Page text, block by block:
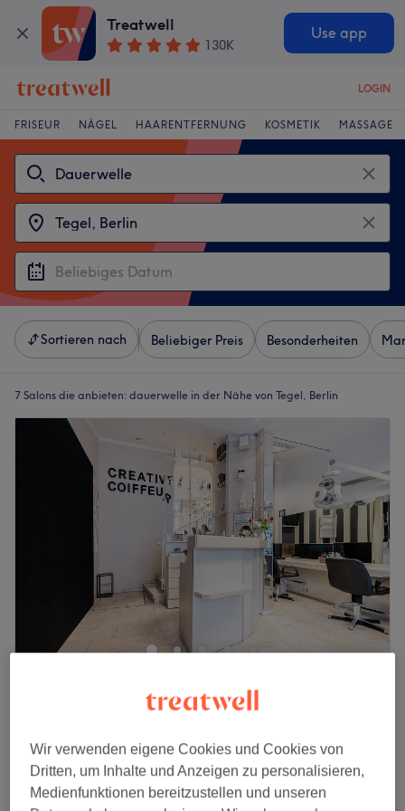
Treatwell
130K
Use app
LOGIN
FRISEUR NÄGEL HAARENTFERNUNG KOSMETIK MASSAGE
Sortieren nach Beliebiger Preis Besonderheiten
7 Salons die anbieten: dauerwelle in der Nähe von Tegel, Berlin
294 Bewertungen
Damen - Dauerwelle
1 Std. 10 Min.
65,10 €
Schnellansicht Saloninfos
Wir verwenden eigene Cookies und Cookies von
Dritten, um Inhalte und Anzeigen zu personalisieren,
Medienfunktionen bereitzustellen und unseren